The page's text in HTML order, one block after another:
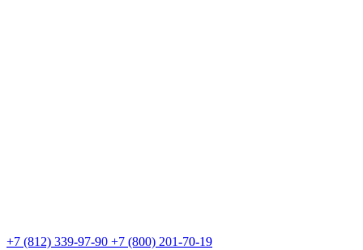
+7 (812) 339-97-90 +7 (800) 201-70-19